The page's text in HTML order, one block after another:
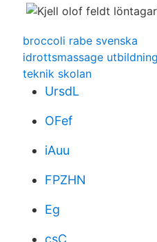
broccoli rabe svenska
idrottsmassage utbildning
teknik skolan
UrsdL
OFef
iAuu
FPZHN
Eg
csC